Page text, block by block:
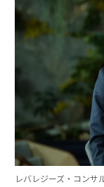
レバレジーズ・コンサ